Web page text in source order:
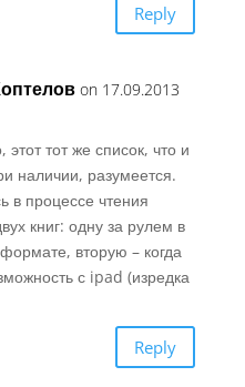
Reply
on 17.09.2013
этот тот же список, что и
наличии, разумеется.
в процессе чтения
книг: одну за рулем в
вторую – когда
с ipad (изредка
Reply